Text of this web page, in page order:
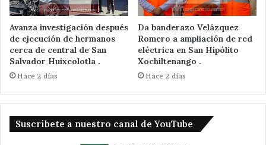
Avanza investigación después
de ejecución de hermanos
cerca de central de San
Salvador Huixcolotla .
Hace 2 días
Da banderazo Velázquez
Romero a ampliación de red
eléctrica en San Hipólito
Xochiltenango .
Hace 2 días
Suscribete a nuestro canal de YouTube